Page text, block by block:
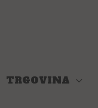
TRGOVINA